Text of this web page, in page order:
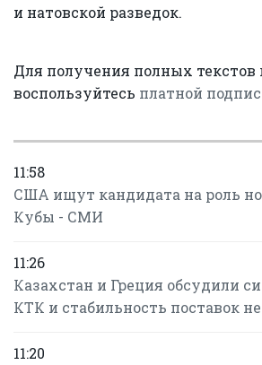
и натовской разведок.
Для получения полных текстов
воспользуйтесь платной
11:58
США ищут кандидата на роль
Кубы - СМИ
11:26
Казахстан и Греция обсудили
КТК и стабильность поставок
11:20